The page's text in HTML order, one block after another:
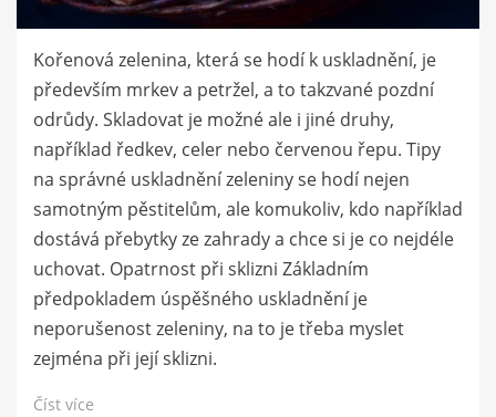
Kořenová zelenina, která se hodí k uskladnění, je
především mrkev a petržel, a to takzvané pozdní
odrůdy. Skladovat je možné ale i jiné druhy,
například ředkev, celer nebo červenou řepu. Tipy
na správné uskladnění zeleniny se hodí nejen
samotným pěstitelům, ale komukoliv, kdo například
dostává přebytky ze zahrady a chce si je co nejdéle
uchovat. Opatrnost při sklizni Základním
předpokladem úspěšného uskladnění je
neporušenost zeleniny, na to je třeba myslet
zejména při její sklizni.
Číst více